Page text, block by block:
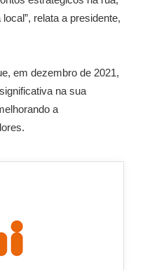
relata a presidente,
em dezembro de 2021,
na sua
a